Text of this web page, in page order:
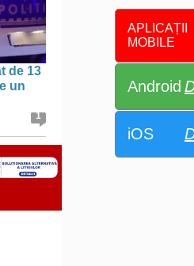
APLICAȚII
MOBILE
Android
iOS
de 13
un
1